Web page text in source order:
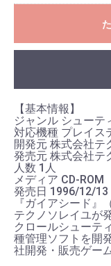
お買い
【基本情報】
ジャンル シューテ
対応機種 プレイス
開発元 株式会社テ
発売元 株式会社テ
人数 1人
メディア CD-ROM
発売日 1996/12/13
『ガイアシード』
テクノソレイユが
クロールシューテ
種管理ソフトを開
社開発・販売ゲー